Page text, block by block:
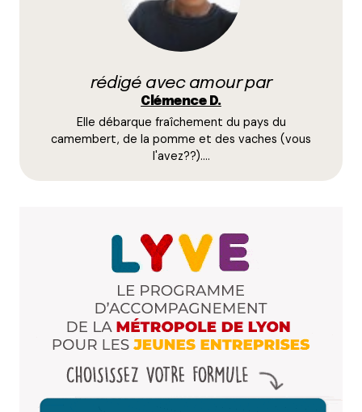
E-mail*
Enregistrer mon nom, mon e-mail et mon site dans le
Prévenez-moi de tous les nouveaux commentaires
rédigé avec amour par
Clémence D.
Elle débarque fraîchement du pays du
camembert, de la pomme et des vaches (vous
l'avez??).…